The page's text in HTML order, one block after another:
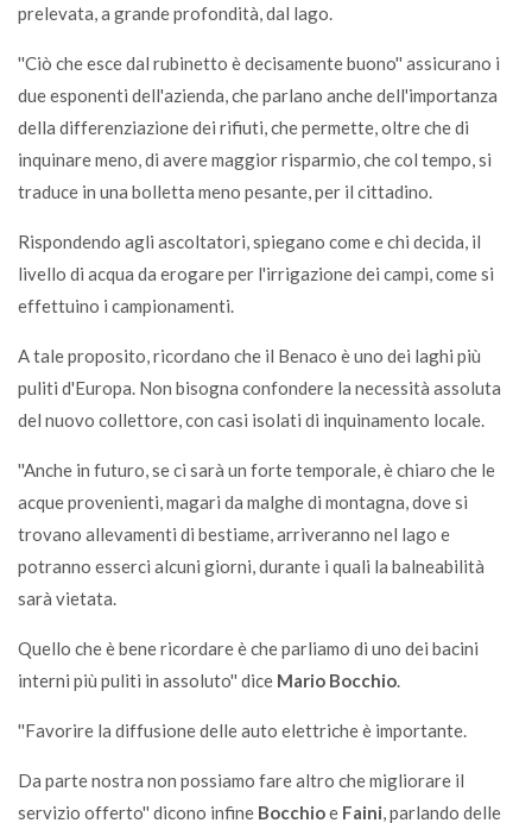
prelevata, a grande profondità, dal lago.
''Ciò che esce dal rubinetto è decisamente buono'' assicurano i
due esponenti dell'azienda, che parlano anche dell'importanza
della differenziazione dei rifiuti, che permette, oltre che di
inquinare meno, di avere maggior risparmio, che col tempo, si
traduce in una bolletta meno pesante, per il cittadino.
Rispondendo agli ascoltatori, spiegano come e chi decida, il
livello di acqua da erogare per l'irrigazione dei campi, come si
effettuino i campionamenti.
A tale proposito, ricordano che il Benaco è uno dei laghi più
puliti d'Europa. Non bisogna confondere la necessità assoluta
del nuovo collettore, con casi isolati di inquinamento locale.
''Anche in futuro, se ci sarà un forte temporale, è chiaro che le
acque provenienti, magari da malghe di montagna, dove si
trovano allevamenti di bestiame, arriveranno nel lago e
potranno esserci alcuni giorni, durante i quali la balneabilità
sarà vietata.
Quello che è bene ricordare è che parliamo di uno dei bacini
interni più puliti in assoluto'' dice Mario Bocchio.
''Favorire la diffusione delle auto elettriche è importante.
Da parte nostra non possiamo fare altro che migliorare il
servizio offerto'' dicono infine Bocchioe Faini, parlando delle